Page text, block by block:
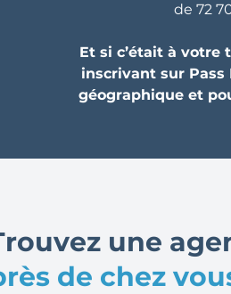
de 72
Et si c’était à votre
inscrivant sur
géographique et
une
de chez